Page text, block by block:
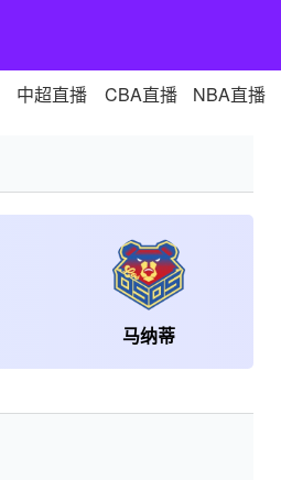
中超直播 CBA直播 NBA直播
马纳蒂